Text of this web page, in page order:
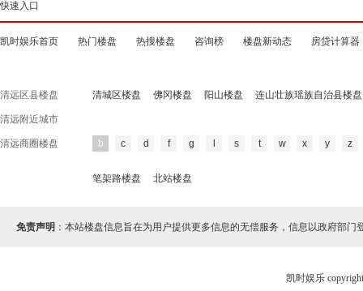
快速入口
凯时娱乐首页 热门楼盘 热搜楼盘 咨询榜 楼盘新动态 房贷计算器
清远区县楼盘 清城区楼盘 佛冈楼盘 阳山楼盘 连山壮族瑶族自治县楼盘
清远附近城市
清远商圈楼盘 b c d f g s t w x y z
笔架路楼盘 北站楼盘
免责声明 ：本站楼盘信息旨在为用户提供更多信息的无偿服务，信息以政府部门
凯时娱乐